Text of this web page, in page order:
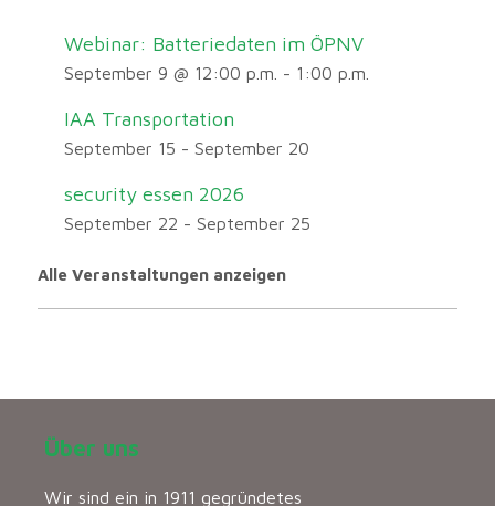
Webinar: Batteriedaten im ÖPNV
September 9 @ 12:00 p.m. - 1:00 p.m.
IAA Transportation
September 15 - September 20
security essen 2026
September 22 - September 25
Alle Veranstaltungen anzeigen
Über uns
Wir sind ein in 1911 gegründetes